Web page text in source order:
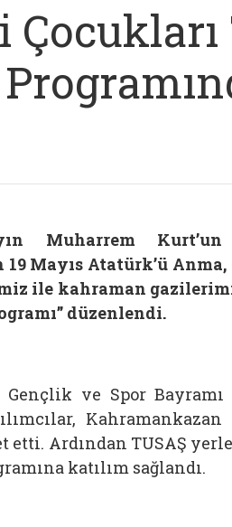
Muharrem Kurt’un
Mayıs Atatürk’ü
ile kahraman
düzenlendi.
Gençlik ve Spor
etti. Ardından TUSAŞ
katılım sağlandı.